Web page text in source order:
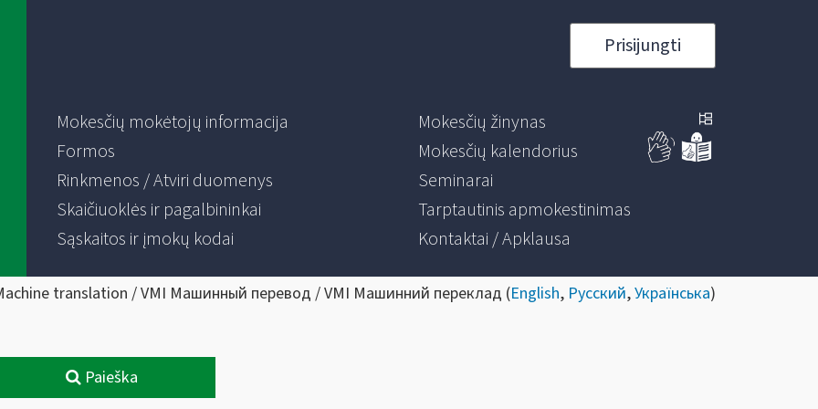
Prisijungti
Mokesčių mokėtojų informacija
Formos
Rinkmenos / Atviri duomenys
Skaičiuoklės ir pagalbininkai
Sąskaitos ir įmokų kodai
Mokesčių žinynas
Mokesčių kalendorius
Seminarai
Tarptautinis apmokestinimas
Kontaktai / Apklausa
translation / VMI Машинный перевод / VMI Машинний переклад (English, Русский,Українська)
Paieška